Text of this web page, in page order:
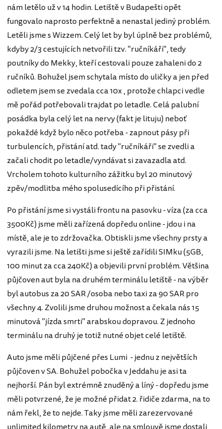
nám letělo už v 14 hodin. Letiště v Budapešti opět
fungovalo naprosto perfektně a nenastal jediný problém.
Letěli jsme s Wizzem. Celý let by byl úplně bez problémů,
kdyby 2/3 cestujících netvořili tzv. "ručníkáři", tedy
poutníky do Mekky, kteří cestovali pouze zahaleni do 2
ručníků. Bohužel jsem schytala místo do uličky a jen před
odletem jsem se zvedala cca 10x , protože chlapci vedle
mě pořád potřebovali trajdat po letadle. Celá palubní
posádka byla celý let na nervy (fakt je lituju) neboť
pokaždé když bylo něco potřeba - zapnout pásy při
turbulencích, přistání atd. tady "ručníkáři" se zvedli a
začali chodit po letadle/vyndávat si zavazadla atd.
Vrcholem tohoto kulturního zážitku byl 20 minutový
zpěv/modlitba mého spolusedícího při přistání.
Po přistání jsme si vystáli frontu na pasovku - víza (za cca
3500Kč) jsme měli zařízená dopředu online - jdou i na
místě, ale je to zdržovačka. Obtiskli jsme všechny prsty a
vyrazili jsme. Na letišti jsme si ještě zařídili SIMku (5GB,
100 minut za cca 240Kč) a objevili první problém. Většina
půjčoven aut byla na druhém terminálu letiště - na výběr
byl autobus za 20 SAR /osoba nebo taxi za 90 SAR pro
všechny 4. Zvolili jsme druhou možnost a čekala nás 15
minutová "jízda smrti" arabskou dopravou. Z jednoho
terminálu na druhý je totiž nutné objet celé letiště.
Auto jsme měli půjčené přes Lumi - jednu z největších
půjčoven v SA. Bohužel pobočka v Jeddahu je asi ta
nejhorší. Pán byl extrémně znuděný a líný - dopředu jsme
měli potvrzené, že je možné přidat 2. řidiče zdarma, na to
nám řekl, že to nejde. Taky jsme měli zarezervované